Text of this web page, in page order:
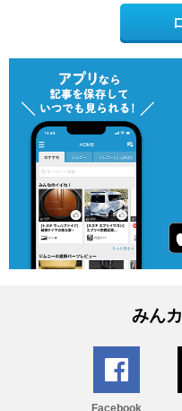
みん
Facebook